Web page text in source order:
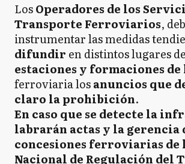
LosOperadores de los
Transporte Ferroviarios,
instrumentar las medidas
difundir en distintos lugares
estaciones y formaciones de
ferroviaria losanuncios que
claro la prohibición.
En caso que se detecte la
labrarán actas y la gerencia
concesiones ferroviarias de
Nacional de Regulación del